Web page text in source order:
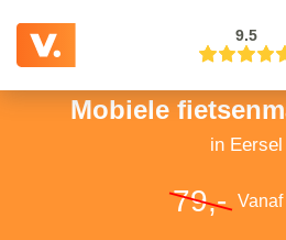
9.5
Mobiele
in Eersel
79,-